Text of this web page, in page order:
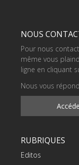
NOUS
Pour nous
même vous
ligne en cliquant
Nous vous
RUBRIQUES
Editos